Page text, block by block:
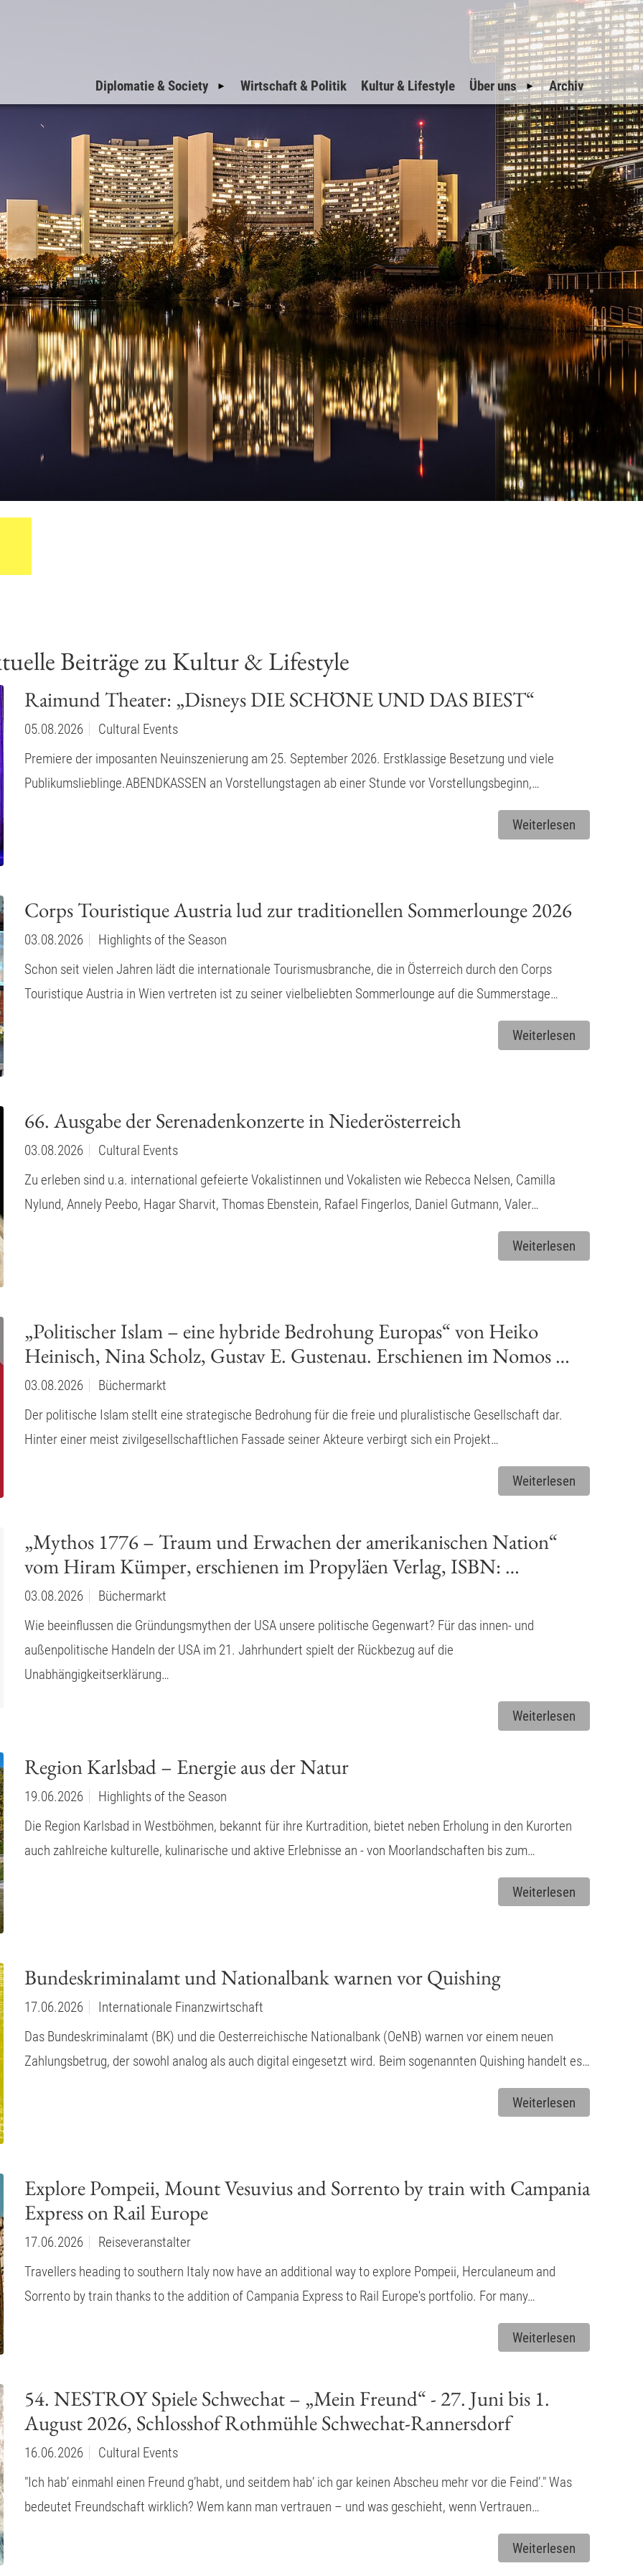
Diplomatie & Society
Nationalfeiertag
Einladungen der
Botschaften
Einladungen der
Militärattachés
Welcome to Vienna
VIP-Corner
Wirtschaft & Politik Kultur & Lifestyle Über uns
Geschichte
Impressum
Datenschutz
Inserate
Suche
Sitemap
Archiv
Beiträge zu Kultur & Lifestyle
Raimund Theater: „Disneys DIE SCHÖNE UND DAS BIEST“
05.08.2026
Cultural Events
Premiere der imposanten Neuinszenierung am 25. September 2026. Erstklassige Besetzung und viele
Publikumslieblinge.ABENDKASSEN an Vorstellungstagen ab einer Stunde vor Vorstellungsbeginn,…
Weiterlesen
Corps Touristique Austria lud zur traditionellen Sommerlounge 2026
03.08.2026
Highlights of the Season
Schon seit vielen Jahren lädt die internationale Tourismusbranche, die in Österreich durch den Corps
Touristique Austria in Wien vertreten ist zu seiner vielbeliebten Sommerlounge auf die Summerstage…
Weiterlesen
66. Ausgabe der Serenadenkonzerte in Niederösterreich
03.08.2026
Cultural Events
Zu erleben sind u.a. international gefeierte Vokalistinnen und Vokalisten wie Rebecca Nelsen, Camilla
Nylund, Annely Peebo, Hagar Sharvit, Thomas Ebenstein, Rafael Fingerlos, Daniel Gutmann, Valer…
Weiterlesen
„Politischer Islam – eine hybride Bedrohung Europas“ von Heiko
Heinisch, Nina Scholz, Gustav E. Gustenau. Erschienen im Nomos …
03.08.2026
Büchermarkt
Der politische Islam stellt eine strategische Bedrohung für die freie und pluralistische Gesellschaft dar.
Hinter einer meist zivilgesellschaftlichen Fassade seiner Akteure verbirgt sich ein Projekt…
Weiterlesen
„Mythos 1776 – Traum und Erwachen der amerikanischen Nation“
vom Hiram Kümper, erschienen im Propyläen Verlag, ISBN: …
03.08.2026
Büchermarkt
Wie beeinflussen die Gründungsmythen der USA unsere politische Gegenwart? Für das innen- und
außenpolitische Handeln der USA im 21. Jahrhundert spielt der Rückbezug auf die
Unabhängigkeitserklärung…
Weiterlesen
Region Karlsbad – Energie aus der Natur
19.06.2026
Highlights of the Season
Die Region Karlsbad in Westböhmen, bekannt für ihre Kurtradition, bietet neben Erholung in den Kurorten
auch zahlreiche kulturelle, kulinarische und aktive Erlebnisse an - von Moorlandschaften bis zum…
Weiterlesen
Bundeskriminalamt und Nationalbank warnen vor Quishing
17.06.2026
Internationale Finanzwirtschaft
Das Bundeskriminalamt (BK) und die Oesterreichische Nationalbank (OeNB) warnen vor einem neuen
Zahlungsbetrug, der sowohl analog als auch digital eingesetzt wird. Beim sogenannten Quishing handelt es…
Weiterlesen
Explore Pompeii, Mount Vesuvius and Sorrento by train with Campania
Express on Rail Europe
17.06.2026
Reiseveranstalter
Travellers heading to southern Italy now have an additional way to explore Pompeii, Herculaneum and
Sorrento by train thanks to the addition of Campania Express to Rail Europe's portfolio. For many…
Weiterlesen
54. NESTROY Spiele Schwechat – „Mein Freund“ - 27. Juni bis 1.
August 2026, Schlosshof Rothmühle Schwechat-Rannersdorf
16.06.2026
Cultural Events
"Ich hab’ einmahl einen Freund g’habt, und seitdem hab’ ich gar keinen Abscheu mehr vor die Feind’." Was
bedeutet Freundschaft wirklich? Wem kann man vertrauen – und was geschieht, wenn Vertrauen…
Weiterlesen